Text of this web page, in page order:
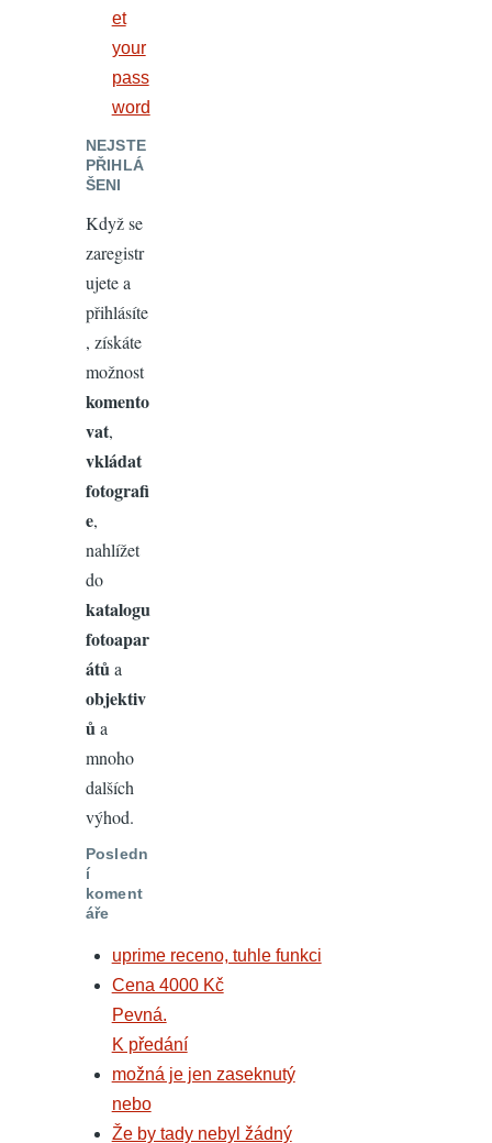
et
your
pass
word
NEJSTE
PŘIHLÁ
ŠENI
Když se
zaregistr
ujete a
přihlásíte
, získáte
možnost
komento
vat,
vkládat
fotografi
e,
nahlížet
do
katalogu
fotoapar
átů a
objektiv
ů a
mnoho
dalších
výhod.
Posledn
í
koment
áře
uprime receno, tuhle funkci
Cena 4000 Kč
Pevná.
K předání
možná je jen zaseknutý
nebo
Že by tady nebyl žádný